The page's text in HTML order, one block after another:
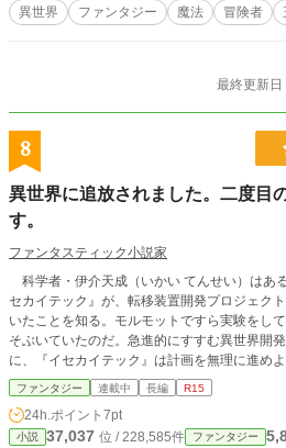
異世界 ファンタジー 魔法 冒険者
最終更新
8
異世界に追放されました。二度目
す。
ファンタスティック小説家
科学者・伊介天成（いかい てんせい）はあ
セカイテック』が、転移装置開発プロジェク
いたことを知る。モルモットですら実験をし
そぶいていたのだ。急進的にすすむ異世界開
に、『イセカイテック』は計画を無理に進め
の転移装置にいきなり人間を乗せようとも
天成は『イセカイテック』に邪魔者とみなさ
の世界から追放されてしまう。 無茶すぎる転移をさせられ死を覚悟する伊介
天成。だが、次に目が覚めた時──彼は剣と
ファンタジー 連載中 長編 R15
24h.ポイント 7pt
小説 37,037 位 / 228,585件 ファンタジー